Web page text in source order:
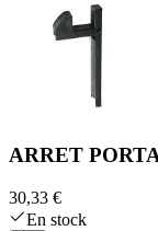
ARRET
30,33 €
En stock